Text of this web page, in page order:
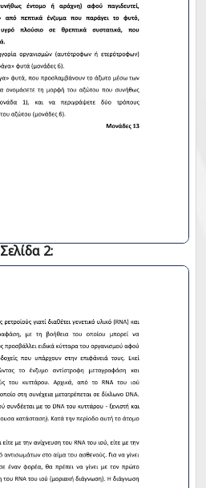
Σελίδα 2: